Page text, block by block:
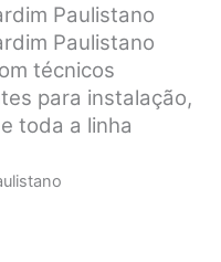
Paulistano
Paulistano
técnicos
para instalação,
toda a linha